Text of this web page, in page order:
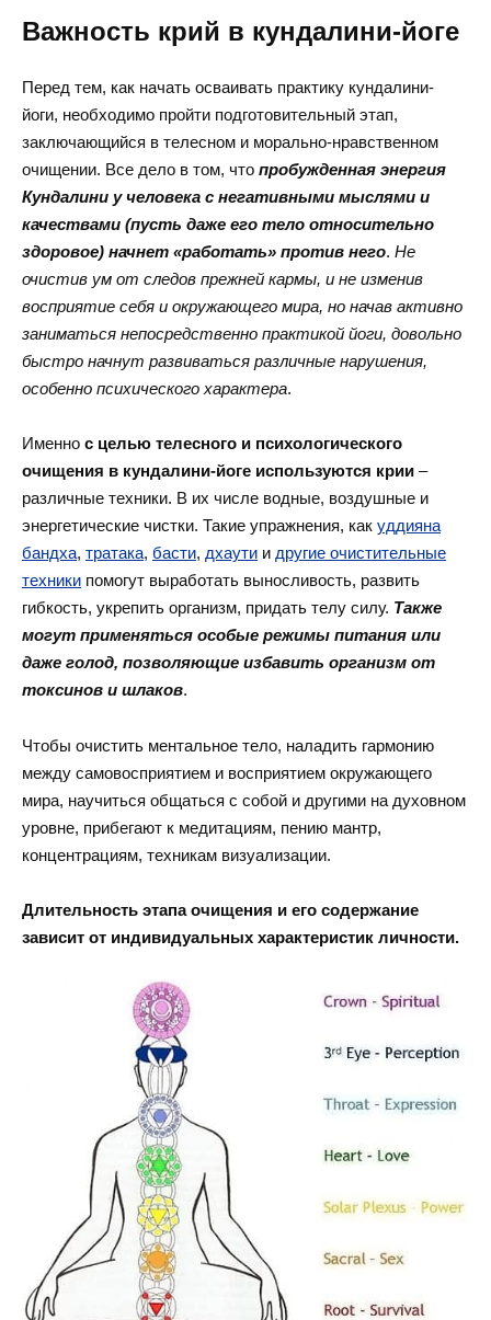
Важность крий в кундалини-йоге
Перед тем, как начать осваивать практику кундалини-
йоги, необходимо пройти подготовительный этап,
заключающийся в телесном и морально-нравственном
очищении. Все дело в том, что пробужденная энергия
Кундалини у человека с негативными мыслями и
качествами (пусть даже его тело относительно
здоровое) начнет «работать» против него. Не
очистив ум от следов прежней кармы, и не изменив
восприятие себя и окружающего мира, но начав активно
заниматься непосредственно практикой йоги, довольно
быстро начнут развиваться различные нарушения,
особенно психического характера.
Именно с целью телесного и психологического
очищения в кундалини-йоге используются крии –
различные техники. В их числе водные, воздушные и
энергетические чистки. Такие упражнения, как уддияна
бандха, тратака, басти, дхаути и другие очистительные
техники помогут выработать выносливость, развить
гибкость, укрепить организм, придать телу силу. Также
могут применяться особые режимы питания или
даже голод, позволяющие избавить организм от
токсинов и шлаков.
Чтобы очистить ментальное тело, наладить гармонию
между самовосприятием и восприятием окружающего
мира, научиться общаться с собой и другими на духовном
уровне, прибегают к медитациям, пению мантр,
концентрациям, техникам визуализации.
Длительность этапа очищения и его содержание
зависит от индивидуальных характеристик личности.